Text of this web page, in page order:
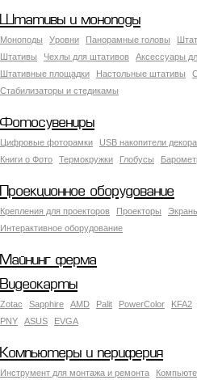
Штативы и моноподы
Моноподы Уровни Панорамные головы
Штативы
Чехлы для штативов
Аксессуары
Штативные площадки
Настольные штативы
Стабилизаторы и стедикамы
Фотосувениры
Цифровые фоторамки USB накопители
Книги о Фото
Термокружки Глобусы
Проекционное оборудование
Крепления для проекторов Проекторы
Интерактивное оборудование
Майнинг ферма
Видеокарты
Zotac Sapphire AMD Palit PowerColor KFA2
PNY
ASUS EVGA
Компьютеры и периферия
Инструмент для монтажа и ремонта